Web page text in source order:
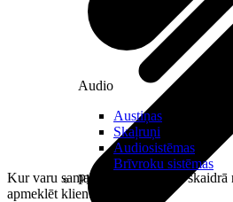
Audio
Austiņas
Skaļruņi
Audiosistēmas
Brīvroku sistēmas
Planšetes
Kur varu samaksāt LMT rēķinu skaidrā
apmeklēt klientu centru?